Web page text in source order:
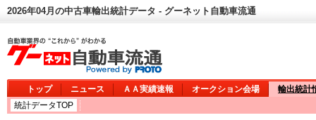
2026年04月の中古車輸出統計データ - グーネット自動車流通
トップ ニュース ＡＡ実績速報 オークション会場
輸出統計
統計データTOP